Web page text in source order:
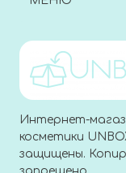
Интернет-
косметики
защищены.